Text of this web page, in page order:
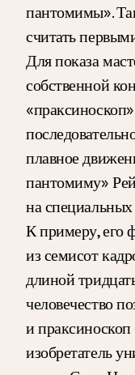
пантомимы».
считать
Для показа
собственной
плавное
пантомиму»
на
К примеру, его
из семисот
длиной
человечество
и
изобретатель